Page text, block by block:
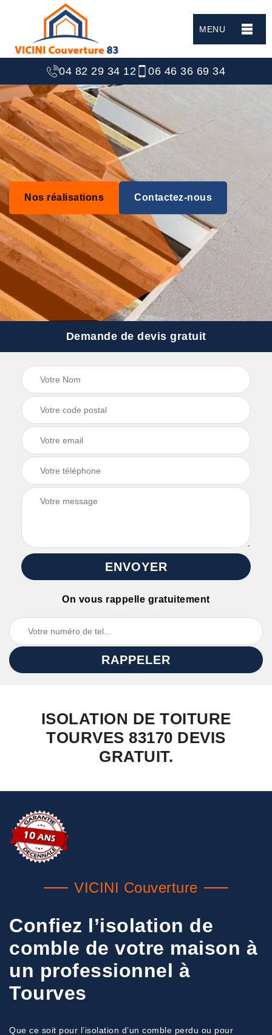
MENU
04 82 29 34 12 06 46 36 69 34
Nos réalisations Contactez-nous
Demande de devis gratuit
On vous rappelle gratuitement
ISOLATION DE TOITURE
TOURVES 83170 DEVIS
GRATUIT.
VICINI Couverture
Confiez l’isolation de
comble de votre maison à
un professionnel à
Tourves
Que ce soit pour l’isolation d’un comble perdu ou pour